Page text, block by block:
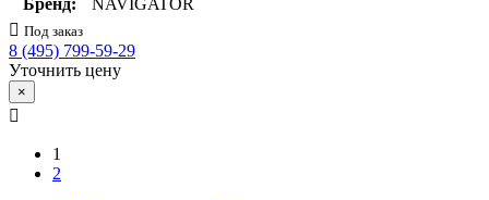
Бренд: NAVIGATOR
Под заказ
8 (495) 799-59-29
Уточнить цену
×
1
2